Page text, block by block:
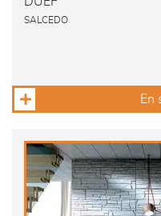
SALCEDO
En